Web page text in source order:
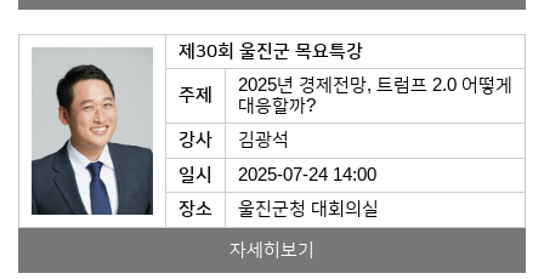
제30회 울진군 목요특강
주제
2025년 경제전망, 트럼프 2.0 어떻게
대응할까?
강사
김광석
일시
2025-07-24 14:00
장소
울진군청 대회의실
자세히보기